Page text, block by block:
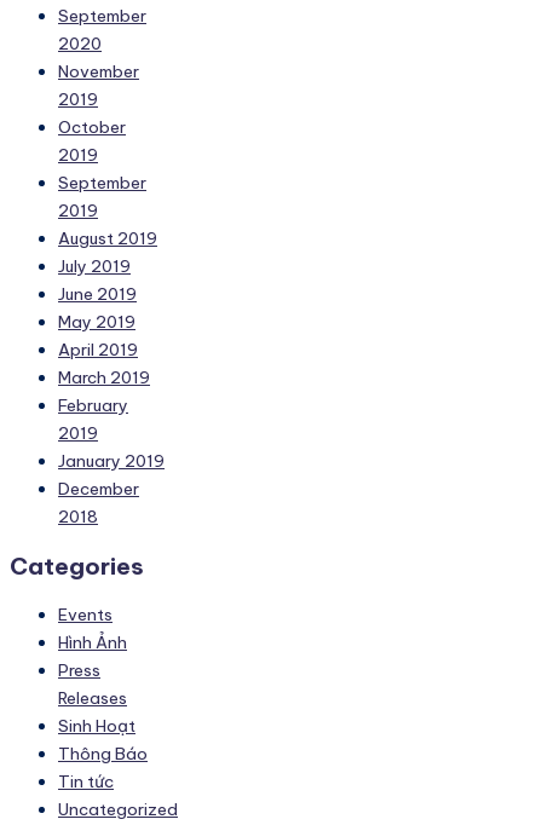
September
2020
November
2019
October
2019
September
2019
August 2019
July 2019
June 2019
May 2019
April 2019
March 2019
February
2019
January 2019
December
2018
Categories
Events
Hình Ảnh
Press
Releases
Sinh Hoạt
Thông Báo
Tin tức
Uncategorized